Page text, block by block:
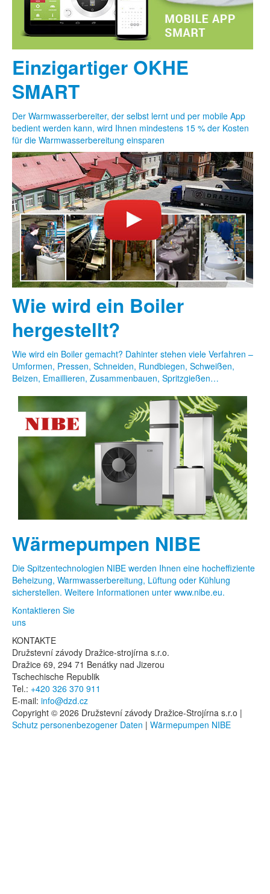
Einzigartiger OKHE
SMART
Der Warmwasserbereiter, der selbst lernt und per mobile App
bedient werden kann, wird Ihnen mindestens 15 % der Kosten
für die Warmwasserbereitung einsparen
Wie wird ein Boiler
hergestellt?
Wie wird ein Boiler gemacht? Dahinter stehen viele Verfahren –
Umformen, Pressen, Schneiden, Rundbiegen, Schweißen,
Beizen, Emaillieren, Zusammenbauen, Spritzgießen…
Wärmepumpen NIBE
Die Spitzentechnologien NIBE werden Ihnen eine hocheffiziente
Beheizung, Warmwasserbereitung, Lüftung oder Kühlung
sicherstellen. Weitere Informationen unter www.nibe.eu.
Kontaktieren Sie
uns
KONTAKTE
Družstevní závody Dražice-strojírna s.r.o.
Dražice 69, 294 71 Benátky nad Jizerou
Tschechische Republik
Tel.: +420 326 370 911
E-mail: info@dzd.cz
Copyright © 2026 Družstevní závody Dražice-Strojírna s.r.o |
Schutz personenbezogener Daten | Wärmepumpen NIBE